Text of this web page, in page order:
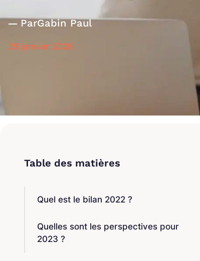
ParGabin Paul
29 janvier 2026
Quel est le bilan 2022 ?
Quelles sont les perspectives pour
2023 ?